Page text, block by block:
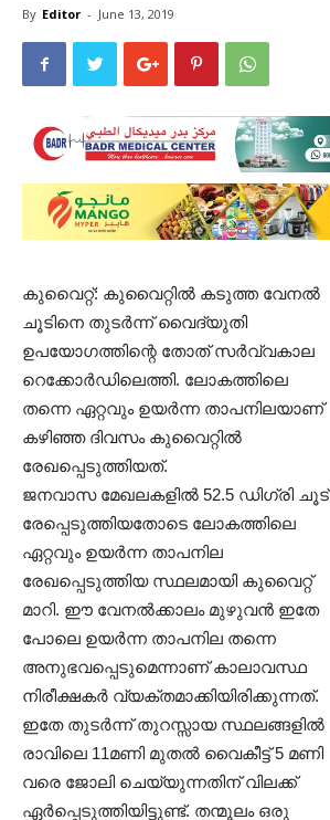
By Editor - June 13, 2019
കുവെെറ്റ്: കുവൈറ്റില്‍ കടുത്ത വേനൽ
ചൂടിനെ തുടർന്ന് വൈദ്യുതി
ഉപയോഗത്തിന്റെ തോത് സര്‍വ്വകാല
റെക്കോര്‍ഡിലെത്തി. ലോകത്തിലെ
തന്നെ ഏറ്റവും ഉയർന്ന താപനിലയാണ്
കഴിഞ്ഞ ദിവസം കുവൈറ്റില്‍
രേഖപ്പെടുത്തിയത്.
ജനവാസ മേഖലകളിൽ 52.5 ഡിഗ്രി ചൂട്
രേപ്പെടുത്തിയതോടെ ലോകത്തിലെ
ഏറ്റവും ഉയര്‍ന്ന താപനില
രേഖപ്പെടുത്തിയ സ്ഥലമായി കുവൈറ്റ്
മാറി. ഈ വേനല്‍ക്കാലം മുഴുവന്‍ ഇതേ
പോലെ ഉയര്‍ന്ന താപനില തന്നെ
അനുഭവപ്പെടുമെന്നാണ് കാലാവസ്ഥ
നിരീക്ഷകര്‍ വ്യക്തമാക്കിയിരിക്കുന്നത്.
ഇതേ തുടർന്ന് തുറസ്സായ സ്ഥലങ്ങളില്‍
രാവിലെ 11മണി മുതല്‍ വൈകീട്ട് 5 മണി
വരെ ജോലി ചെയ്യുന്നതിന് വിലക്ക്
ഏർപ്പെടുത്തിയിട്ടുണ്ട്. തന്മൂലം ഒരു